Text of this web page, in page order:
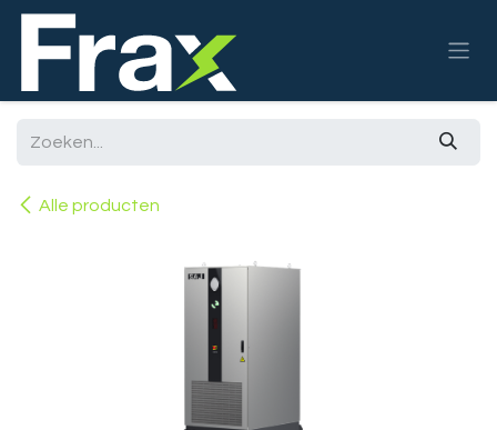
Overslaan naar inhoud
Alle producten